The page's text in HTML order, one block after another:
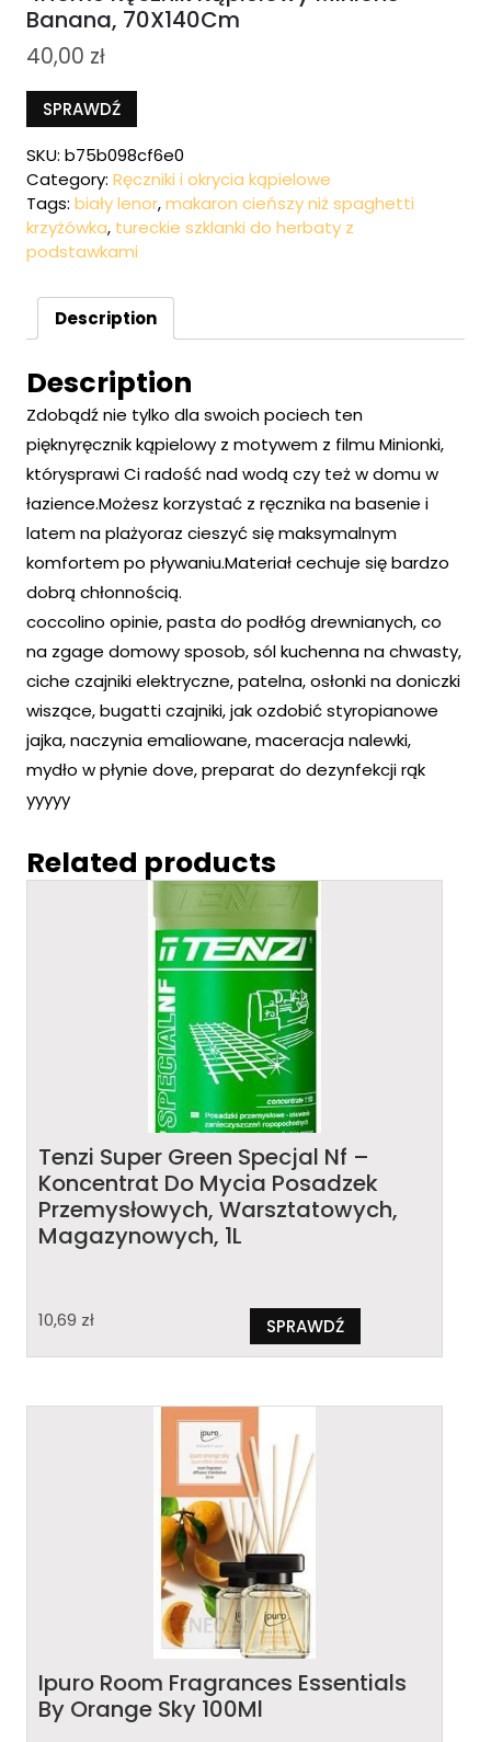
Banana, 70X140Cm
40,00 zł
SPRAWDŹ
SKU: b75b098cf6e0
Category: Ręczniki i okrycia kąpielowe
Tags: biały lenor,makaron cieńszy niż spaghetti
krzyżówka, tureckie szklanki do herbaty z
podstawkami
Description
Description
Zdobądź nie tylko dla swoich pociech ten
pięknyręcznik kąpielowy z motywem z filmu Minionki,
którysprawi Ci radość nad wodą czy też w domu w
łazience.Możesz korzystać z ręcznika na basenie i
latem na plażyoraz cieszyć się maksymalnym
komfortem po pływaniu.Materiał cechuje się bardzo
dobrą chłonnością.
coccolino opinie, pasta do podłóg drewnianych, co
na zgage domowy sposob, sól kuchenna na chwasty,
ciche czajniki elektryczne, patelna, osłonki na doniczki
wiszące, bugatti czajniki, jak ozdobić styropianowe
jajka, naczynia emaliowane, maceracja nalewki,
mydło w płynie dove, preparat do dezynfekcji rąk
yyyyy
Related products
Tenzi Super Green Specjal Nf –
Koncentrat Do Mycia Posadzek
Przemysłowych, Warsztatowych,
Magazynowych, 1L
10,69 zł SPRAWDŹ
Ipuro Room Fragrances Essentials
By Orange Sky 100Ml